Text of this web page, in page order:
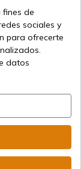
fines de
sociales y
para ofrecerte
datos